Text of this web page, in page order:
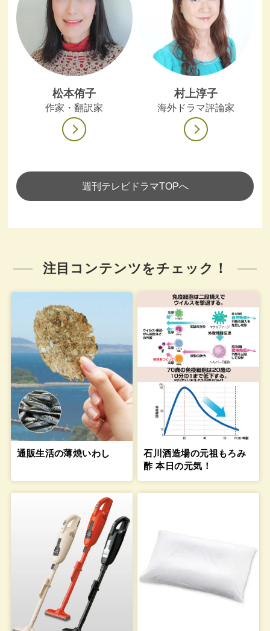
松本侑子
作家・翻訳家
村上淳子
海外ドラマ評論家
週刊テレビドラマTOPへ
注目コンテンツをチェック！
通販生活の薄焼いわし
石川酒造場の元祖もろみ
酢 本日の元気！